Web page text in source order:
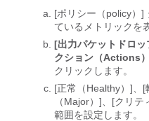
[ポリシー（policy）]
ているメトリックを
[出力パケットドロ
クション（Actions
クリックします。
[正常（Healthy）]、
（Major）]、[クリ
範囲を設定します。